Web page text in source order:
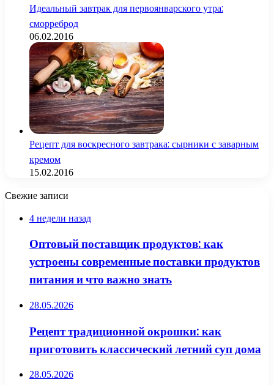
Идеальный завтрак для первоянварского утра:
сморреброд
06.02.2016
Рецепт для воскресного завтрака: сырники с заварным
кремом
15.02.2016
Свежие записи
4 недели назад
Оптовый поставщик продуктов: как
устроены современные поставки продуктов
питания и что важно знать
28.05.2026
Рецепт традиционной окрошки: как
приготовить классический летний суп дома
28.05.2026